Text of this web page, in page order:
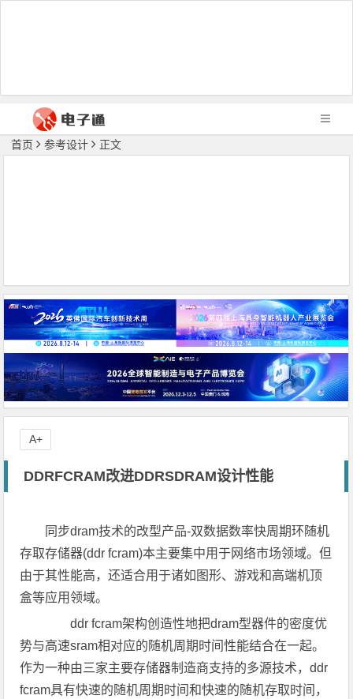
首页 参考设计 正文
DDRFCRAM改进DDRSDRAM设计性能
同步dram技术的改型产品-双数据数率快周期环随机
存取存储器(ddr fcram)本主要集中用于网络市场领域。但
由于其性能高，还适合用于诸如图形、游戏和高端机顶
盒等应用领域。
ddr fcram架构创造性地把dram型器件的密度优
势与高速sram相对应的随机周期时间性能结合在一起。
作为一种由三家主要存储器制造商支持的多源技术，ddr
fcram具有快速的随机周期时间和快速的随机存取时间，
A+